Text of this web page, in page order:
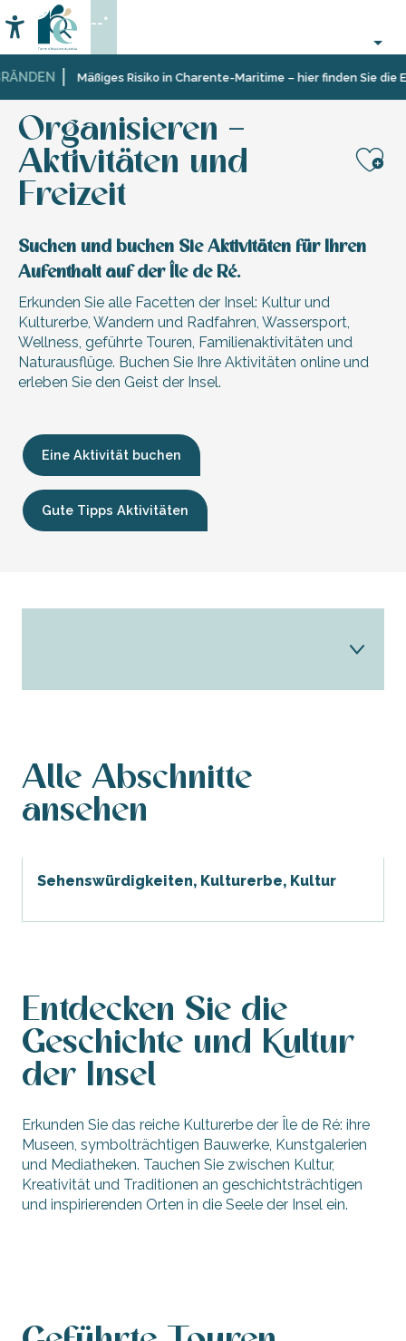
au
contenu
principal
Mäßiges Risiko in Charente-Maritime – hier finden Sie die
Accessibilité
Suche
--°
Startseite Organisieren – Aktivitäten und Freizeit
Organisieren –
Aktivitäten und
Freizeit
Suchen und buchen Sie Aktivitäten für Ihren
Aufenthalt auf der Île de Ré.
Erkunden Sie alle Facetten der Insel: Kultur und
Kulturerbe, Wandern und Radfahren, Wassersport,
Wellness, geführte Touren, Familienaktivitäten und
Naturausflüge. Buchen Sie Ihre Aktivitäten online und
erleben Sie den Geist der Insel.
Eine Aktivität buchen
Gute Tipps Aktivitäten
Kulturerbe
Besuche
Lernen Sie
Freizeit, Sport, Nervenkitzel
Wohlbefinden
Routen
Schwimmbad und Kino
Veranstaltungen
Alle Abschnitte
ansehen
Sehenswürdigkeiten, Kulturerbe, Kultur
Entdecken Sie die
Geschichte und Kultur
der Insel
Erkunden Sie das reiche Kulturerbe der Île de Ré: ihre
Museen, symbolträchtigen Bauwerke, Kunstgalerien
und Mediatheken. Tauchen Sie zwischen Kultur,
Kreativität und Traditionen an geschichtsträchtigen
und inspirierenden Orten in die Seele der Insel ein.